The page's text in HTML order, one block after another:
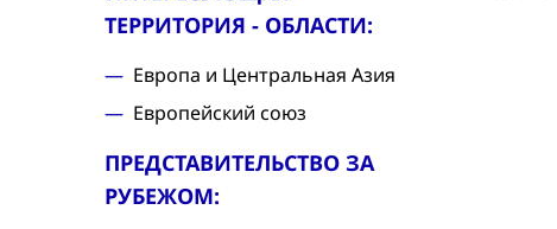
ТЕРРИТОРИЯ - ОБЛАСТИ:
Европа и Центральная Азия
Европейский союз
ПРЕДСТАВИТЕЛЬСТВО ЗА
РУБЕЖОМ: